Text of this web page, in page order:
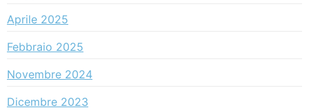
Aprile 2025
Febbraio 2025
Novembre 2024
Dicembre 2023